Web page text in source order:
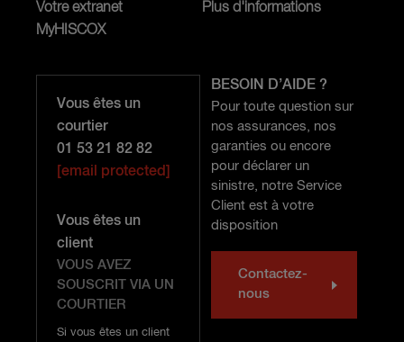
Votre extranet
MyHISCOX
Plus d'informations
Vous êtes un
courtier
01 53 21 82 82
[email protected]
Vous êtes un
client
VOUS AVEZ
SOUSCRIT VIA UN
COURTIER
Si vous êtes un client
BESOIN D’AIDE ?
Pour toute question sur
nos assurances, nos
garanties ou encore
pour déclarer un
sinistre, notre Service
Client est à votre
disposition
Contactez-
nous